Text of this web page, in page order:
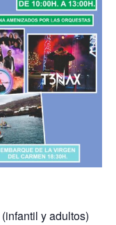
(infantil y adultos)